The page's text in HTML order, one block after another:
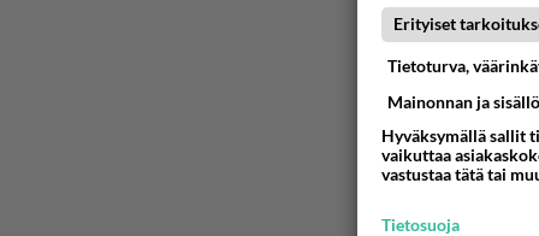
05.08.2026
Mies,
Ystävyys/
Erityiset
Tietoturva,
Mainonnan ja
Hyväksymällä sallit
vaikuttaa
vastustaa tätä tai
Tietosuoja